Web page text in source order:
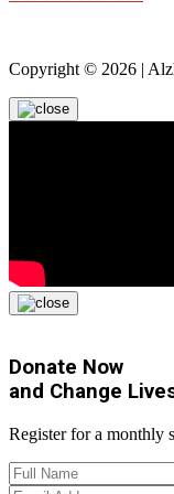
Copyright © 2026 |
Donate Now
and Change
Register for a monthly